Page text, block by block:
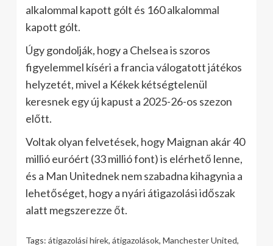
alkalommal kapott gólt és 160 alkalommal
kapott gólt.
Úgy gondolják, hogy a Chelsea is szoros
figyelemmel kíséri a francia válogatott játékos
helyzetét, mivel a Kékek kétségtelenül
keresnek egy új kapust a 2025-26-os szezon
előtt.
Voltak olyan felvetések, hogy Maignan akár 40
millió euróért (33 millió font) is elérhető lenne,
és a Man Unitednek nem szabadna kihagynia a
lehetőséget, hogy a nyári átigazolási időszak
alatt megszerezze őt.
Tags: átigazolási hírek, átigazolások, Manchester United,